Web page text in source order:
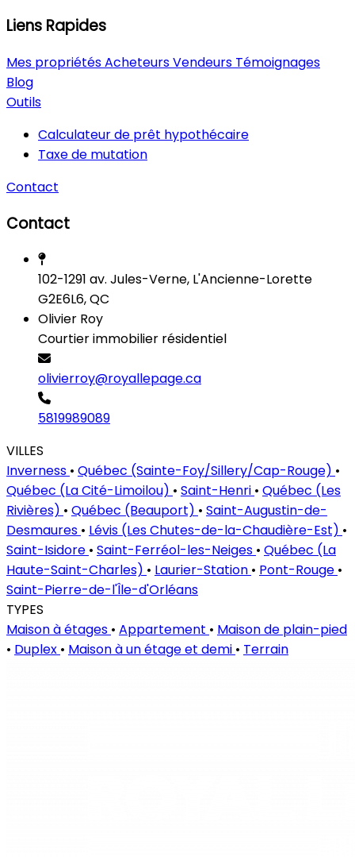
Liens Rapides
Mes propriétésAcheteursVendeurs Témoignages
Blog
Outils
Calculateur de prêt hypothécaire
Taxe de mutation
Contact
Contact
102-1291 av. Jules-Verne, L'Ancienne-Lorette
G2E6L6, QC
Olivier Roy
Courtier immobilier résidentiel
olivierroy@royallepage.ca
5819989089
VILLES
Inverness • Québec (Sainte-Foy/Sillery/Cap-Rouge) •
Québec (La Cité-Limoilou) • Saint-Henri • Québec (Les
Rivières) • Québec (Beauport) • Saint-Augustin-de-
Desmaures • Lévis (Les Chutes-de-la-Chaudière-Est) •
Saint-Isidore • Saint-Ferréol-les-Neiges • Québec (La
Haute-Saint-Charles) • Laurier-Station • Pont-Rouge •
Saint-Pierre-de-l'Île-d'Orléans
TYPES
Maison à étages • Appartement • Maison de plain-pied
• Duplex • Maison à un étage et demi • Terrain